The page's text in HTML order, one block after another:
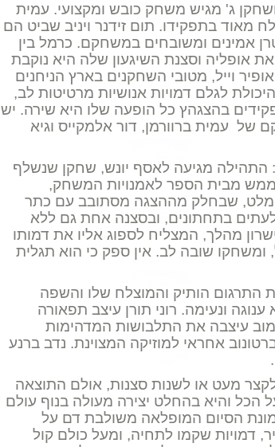
ג' מגיש משחק כובש ומקצועי. עמית
מאוד בתפקידו. תום זידנר ויניב שביט הם
אמינים ומשובחים במשחקם. כרמל בין
אופליה וסצנת השיגעון שלה היא נוקבת
וייל, מטובי השחקנים בארץ הניחנים
לגלם דמויות אנושיות מרטיטות לב,
בהצגהץ כל הופעה שלו היא שירה. יש
של עמית ברוורמן, דור אלמקייס וגיא
התהילה מגיעה לאסף יונש, שחקן שנשלף
מבית הספר לאמנויות המשחק,
שבחלק מההצגה מסתובב עם כתר
בתחתונים, ובסצנה אחת גם ללא
מהלך, המצליח לספוג אליו את דמותו
ומשחקו שובה לב. אין ספק כי הוא תגלית
התרגום הותיק והמוצלח שלו והשפה
ונעימה. רוני תורן עיצב תפאורה
עיצבה את התלבושות המדהימות
אחראי למוזיקה המצוינת. נדב ברנע
מעט או לשנות סצנות, אולם התוצאה
הכל והיא בהחלט יצירה מעולה בנוף עולם
הסיום המופלאה משולבת דם על
דמויות שקמו לתחיה, ומעל כולם קול